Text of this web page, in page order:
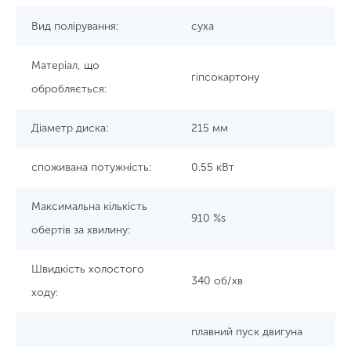
Вид полірування: суха
Матеріал, що
обробляється:
гіпсокартону
Діаметр диска: 215 мм
споживана потужність: 0.55 кВт
Максимальна кількість
обертів за хвилину:
910 %s
Швидкість холостого
ходу:
340 об/хв
плавний пуск двигуна